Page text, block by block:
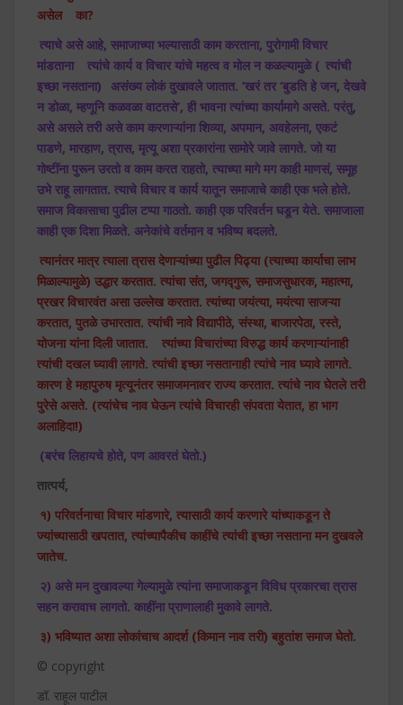
असेल
का?
त्याचे असे आहे, समाजाच्या भल्यासाठी काम करताना, पुरोगामी विचार
मांडताना
त्यांचे कार्य व विचार यांचे महत्व व मोल न कळल्यामुळे ( त्यांची
इच्छा नसताना)
असंख्य लोकं दुखावले जातात. ‘खरं तर ‘बुडति हे जन, देखवे
न डोळा, म्हणूनि कळवळा वाटतसे’, ही भावना त्यांच्या कार्यामागे असते. परंतु,
असे असले तरी असे काम करणाऱ्यांना शिव्या, अपमान, अवहेलना, एकटं
पाडणे, मारहाण, त्रास, मृत्यू अशा प्रकारांना सामोरे जावे लागते. जो या
गोष्टींना पुरून उरतो व काम करत राहतो, त्याच्या मागे मग काही माणसं, समूह
उभे राहू लागतात. त्याचे विचार व कार्य यातून समाजाचे काही एक भले होते.
समाज विकासाचा पुढील टप्पा गाठतो. काही एक परिवर्तन घडून येते. समाजाला
काही एक दिशा मिळते. अनेकांचे वर्तमान व भविष्य बदलते.
त्यानंतर मात्र त्याला त्रास देणाऱ्यांच्या पुढील पिढ्या (त्याच्या कार्याचा लाभ
मिळाल्यामुळे) उद्धार करतात. त्यांचा संत, जगद्गुरू, समाजसुधारक, महात्मा,
प्रखर विचारवंत असा उल्लेख करतात. त्यांच्या जयंत्या, मयंत्या साजऱ्या
करतात, पुतळे उभारतात. त्यांची नावे विद्यापीठे, संस्था, बाजारपेठा, रस्ते,
योजना यांना दिली जातात.
त्यांच्या विचारांच्या विरुद्ध कार्य करणाऱ्यांनाही
त्यांची दखल घ्यावी लागते. त्यांची इच्छा नसतानाही त्यांचे नाव घ्यावे लागते.
कारण हे महापुरुष मृत्यूनंतर समाजमनावर राज्य करतात. त्यांचे नाव घेतले तरी
पुरेसे असते. (त्यांचेच नाव घेऊन त्यांचे विचारही संपवता येतात, हा भाग
अलाहिदा!)
(बरंच लिहायचे होते, पण आवरतं घेतो.)
तात्पर्य,
१) परिवर्तनाचा विचार मांडणारे, त्यासाठी कार्य करणारे यांच्याकडून ते
ज्यांच्यासाठी खपतात, त्यांच्यापैकीच काहींचे त्यांची इच्छा नसताना मन दुखवले
जातेच.
२) असे मन दुखावल्या गेल्यामुळे त्यांना समाजाकडून विविध प्रकारचा त्रास
सहन करावाच लागतो. काहींना प्राणालाही मुकावे लागते.
३) भविष्यात अशा लोकांचाच आदर्श (किमान नाव तरी) बहुतांश समाज घेतो.
© copyright
डॉ. राहूल पाटील